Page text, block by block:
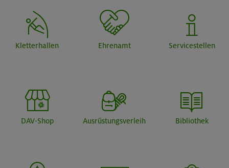
Kletterhallen Ehrenamt Servicestellen
DAV-Shop Ausrüstungsverleih Bibliothek